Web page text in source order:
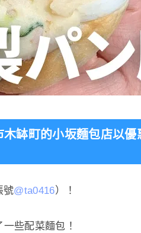
缽町的小坂麵包店以優
號@ta0416）！
些配菜麵包！